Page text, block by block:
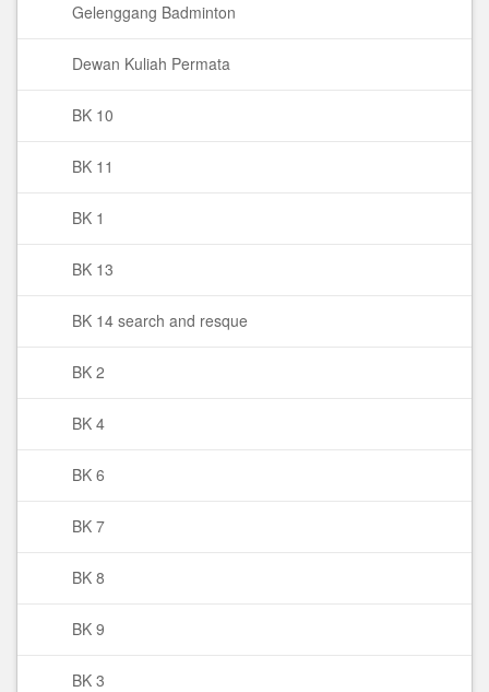
Gelenggang Badminton
Dewan Kuliah Permata
BK 10
BK 11
BK 1
BK 13
BK 14 search and resque
BK 2
BK 4
BK 6
BK 7
BK 8
BK 9
BK 3